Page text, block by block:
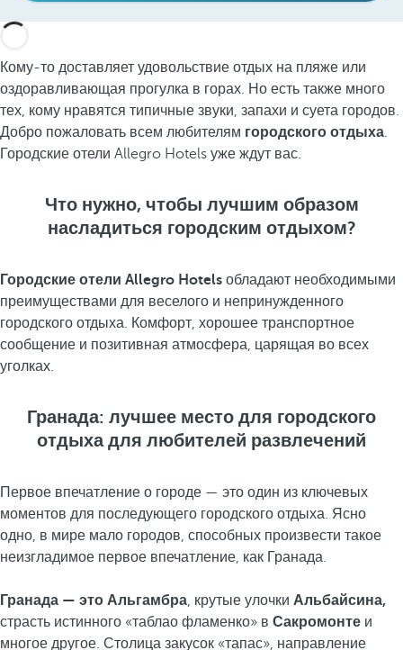
Кому-то доставляет удовольствие отдых на пляже или
оздоравливающая прогулка в горах. Но есть также много
тех, кому нравятся типичные звуки, запахи и суета городов.
Добро пожаловать всем любителям городского отдыха.
Городские отели Allegro Hotels уже ждут вас.
Что нужно, чтобы лучшим образом
насладиться городским отдыхом?
Городские отели Allegro Hotels обладают необходимыми
преимуществами для веселого и непринужденного
городского отдыха. Комфорт, хорошее транспортное
сообщение и позитивная атмосфера, царящая во всех
уголках.
Гранада: лучшее место для городского
отдыха для любителей развлечений
Первое впечатление о городе — это один из ключевых
моментов для последующего городского отдыха. Ясно
одно, в мире мало городов, способных произвести такое
неизгладимое первое впечатление, как Гранада.
Гранада — это Альгамбра, крутые улочки Альбайсина,
страсть истинного «таблао фламенко» в Сакромонте и
многое другое. Столица закусок «тапас», направление